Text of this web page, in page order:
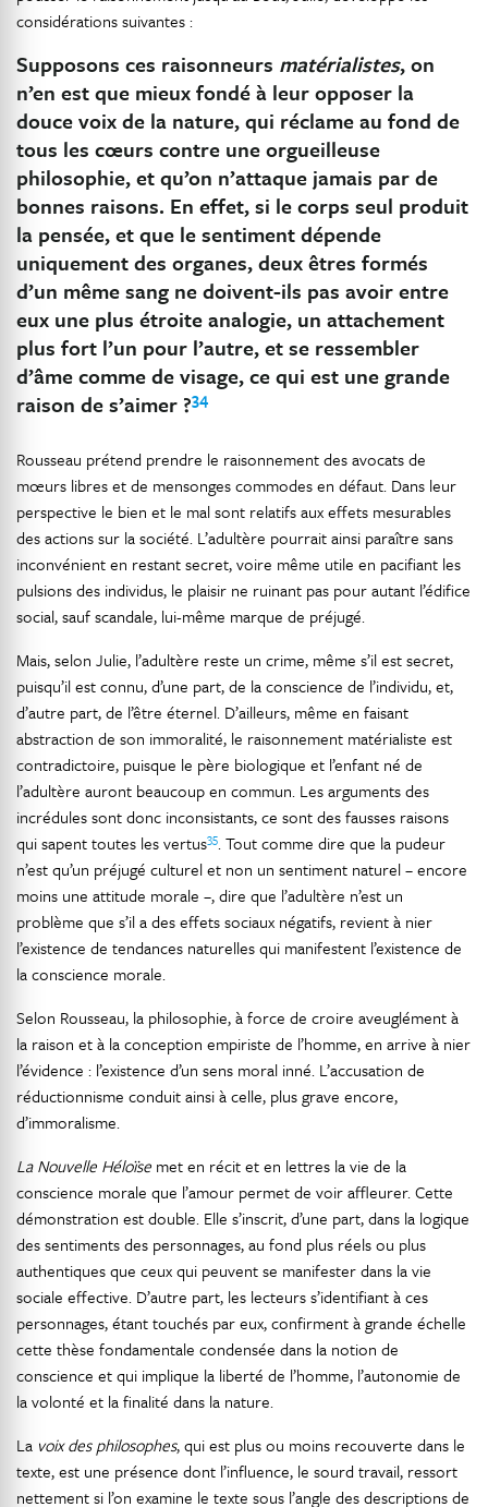
considérations suivantes :
Supposons ces raisonneurs matérialistes, on
n’en est que mieux fondé à leur opposer la
douce voix de la nature, qui réclame au fond de
tous les cœurs contre une orgueilleuse
philosophie, et qu’on n’attaque jamais par de
bonnes raisons. En effet, si le corps seul produit
la pensée, et que le sentiment dépende
uniquement des organes, deux êtres formés
d’un même sang ne doivent-ils pas avoir entre
eux une plus étroite analogie, un attachement
plus fort l’un pour l’autre, et se ressembler
d’âme comme de visage, ce qui est une grande
raison de s’aimer ?34
Rousseau prétend prendre le raisonnement des avocats de
mœurs libres et de mensonges commodes en défaut. Dans leur
perspective le bien et le mal sont relatifs aux effets mesurables
des actions sur la société. L’adultère pourrait ainsi paraître sans
inconvénient en restant secret, voire même utile en pacifiant les
pulsions des individus, le plaisir ne ruinant pas pour autant l’édifice
social, sauf scandale, lui-même marque de préjugé.
Mais, selon Julie, l’adultère reste un crime, même s’il est secret,
puisqu’il est connu, d’une part, de la conscience de l’individu, et,
d’autre part, de l’être éternel. D’ailleurs, même en faisant
abstraction de son immoralité, le raisonnement matérialiste est
contradictoire, puisque le père biologique et l’enfant né de
l’adultère auront beaucoup en commun. Les arguments des
incrédules sont donc inconsistants, ce sont des fausses raisons
qui sapent toutes les vertus35. Tout comme dire que la pudeur
n’est qu’un préjugé culturel et non un sentiment naturel – encore
moins une attitude morale –, dire que l’adultère n’est un
problème que s’il a des effets sociaux négatifs, revient à nier
l’existence de tendances naturelles qui manifestent l’existence de
la conscience morale.
Selon Rousseau, la philosophie, à force de croire aveuglément à
la raison et à la conception empiriste de l’homme, en arrive à nier
l’évidence : l’existence d’un sens moral inné. L’accusation de
réductionnisme conduit ainsi à celle, plus grave encore,
d’immoralisme.
La Nouvelle Héloïse met en récit et en lettres la vie de la
conscience morale que l’amour permet de voir affleurer. Cette
démonstration est double. Elle s’inscrit, d’une part, dans la logique
des sentiments des personnages, au fond plus réels ou plus
authentiques que ceux qui peuvent se manifester dans la vie
sociale effective. D’autre part, les lecteurs s’identifiant à ces
personnages, étant touchés par eux, confirment à grande échelle
cette thèse fondamentale condensée dans la notion de
conscience et qui implique la liberté de l’homme, l’autonomie de
la volonté et la finalité dans la nature.
La voix des philosophes, qui est plus ou moins recouverte dans le
texte, est une présence dont l’influence, le sourd travail, ressort
nettement si l’on examine le texte sous l’angle des descriptions de